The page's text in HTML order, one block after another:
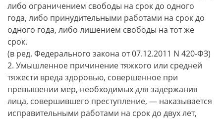
либо ограничением свободы на срок до одного
года, либо принудительными работами на срок до
одного года, либо лишением свободы на тот же
срок.
(в ред. Федерального закона от 07.12.2011 N 420-ФЗ)
2. Умышленное причинение тяжкого или средней
тяжести вреда здоровью, совершенное при
превышении мер, необходимых для задержания
лица, совершившего преступление, — наказывается
исправительными работами на срок до двух лет,